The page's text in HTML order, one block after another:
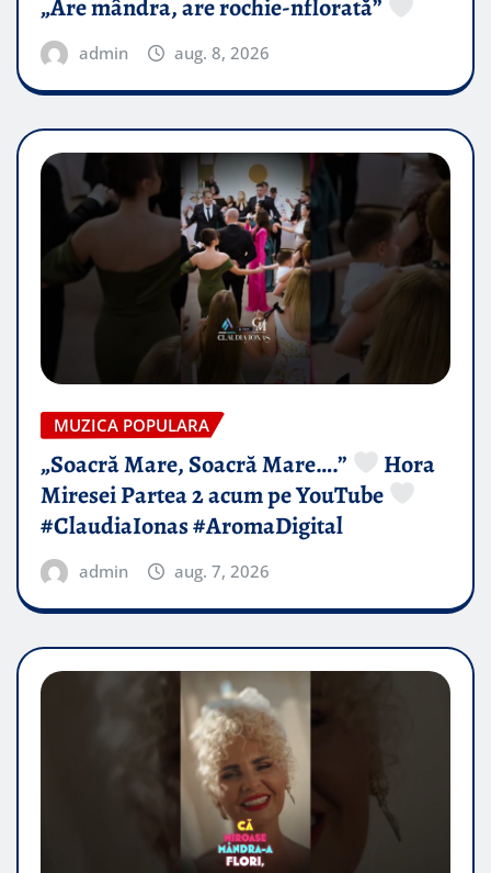
„Are mândra, are rochie-nflorată”
admin aug. 8, 2026
MUZICA POPULARA
„Soacră Mare, Soacră Mare….”
Hora
Miresei Partea 2 acum pe YouTube
#ClaudiaIonas #AromaDigital
admin aug. 7, 2026